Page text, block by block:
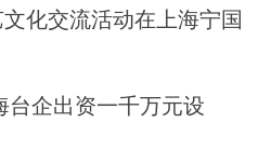
化交流活动在上海宁国
台企出资一千万元设